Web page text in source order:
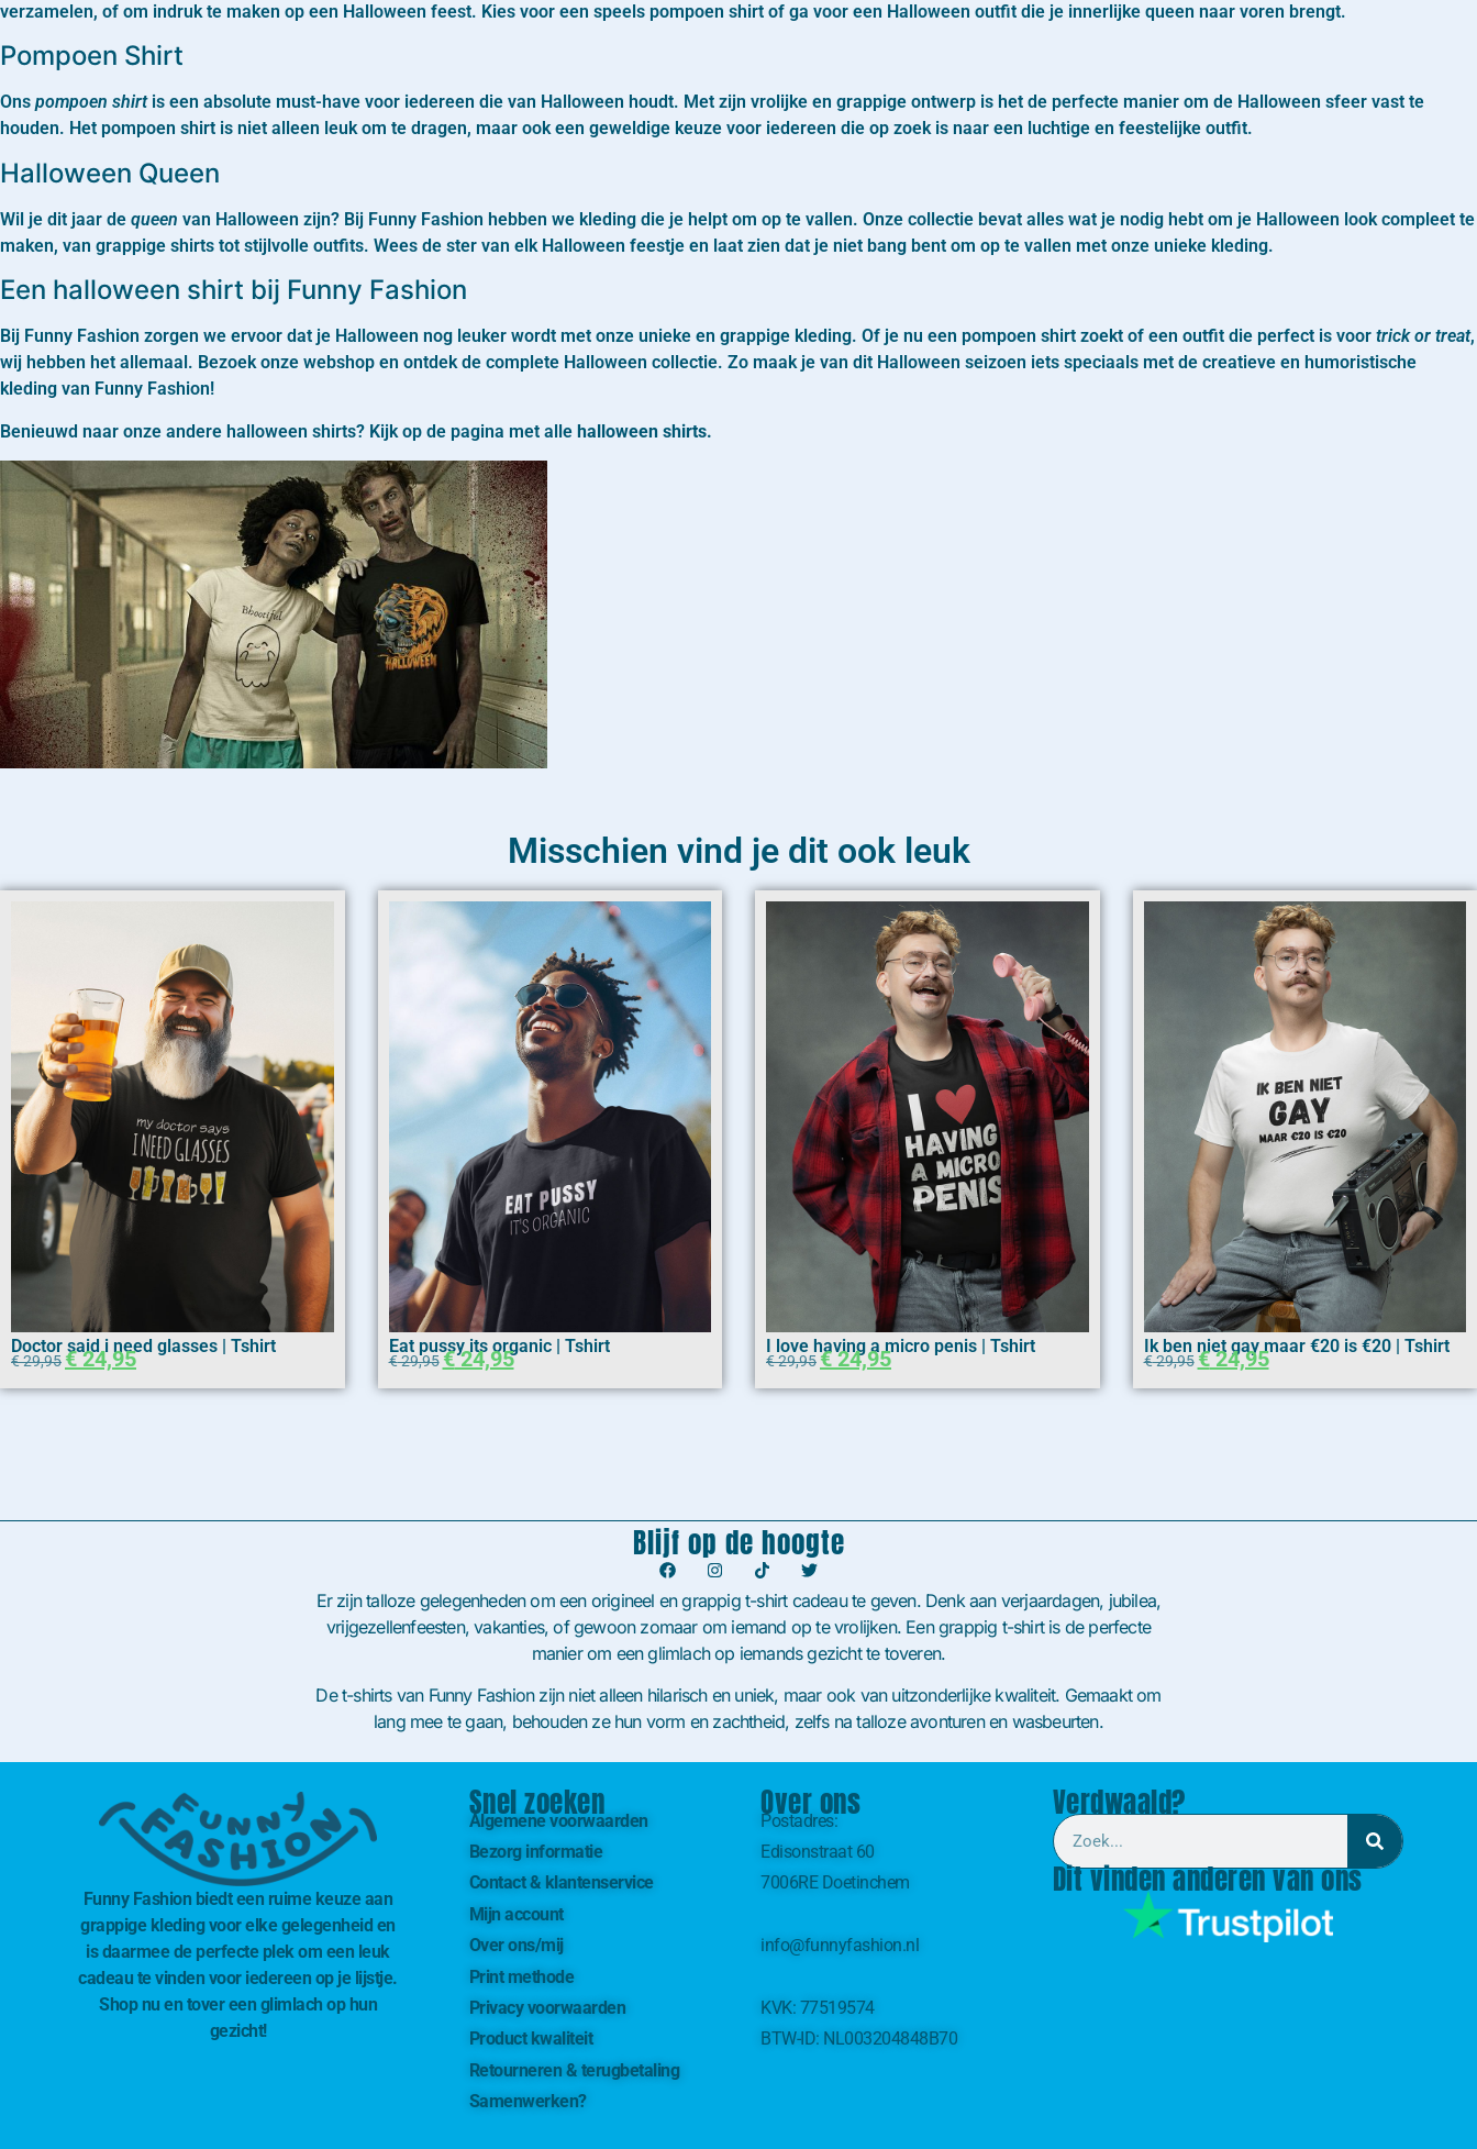
verzamelen, of om indruk te maken op een Halloween feest. Kies voor een speels pompoen shirt of ga voor een Halloween outfit die je innerlijke queen naar voren brengt.
Pompoen Shirt
Ons pompoen shirtis een absolute must-have voor iedereen die van Halloween houdt. Met zijn vrolijke en grappige ontwerp is het de perfecte manier om de Halloween sfeer vast te
houden. Het pompoen shirt is niet alleen leuk om te dragen, maar ook een geweldige keuze voor iedereen die op zoek is naar een luchtige en feestelijke outfit.
Halloween Queen
Wil je dit jaar de queen van Halloween zijn? Bij Funny Fashion hebben we kleding die je helpt om op te vallen. Onze collectie bevat alles wat je nodig hebt om je Halloween look compleet te
maken, van grappige shirts tot stijlvolle outfits. Wees de ster van elk Halloween feestje en laat zien dat je niet bang bent om op te vallen met onze unieke kleding.
Een halloween shirt bij Funny Fashion
Bij Funny Fashion zorgen we ervoor dat je Halloween nog leuker wordt met onze unieke en grappige kleding. Of je nu een pompoen shirt zoekt of een outfit die perfect is voor trick or treat,
wij hebben het allemaal. Bezoek onze webshop en ontdek de complete Halloween collectie. Zo maak je van dit Halloween seizoen iets speciaals met de creatieve en humoristische
kleding van Funny Fashion!
Benieuwd naar onze andere halloween shirts? Kijk op de pagina met alle halloween shirts.
Misschien vind je dit ook leuk
Doctor said i need glasses | Tshirt
€29,95 €24,95 Eat pussy its organic | Tshirt
€29,95€24,95 I love having a micro penis | Tshirt
€29,95€24,95 Ik ben niet gay maar €20 is €20 | Tshirt
€29,95€24,95
Blijf op de hoogte
Er zijn talloze gelegenheden om een origineel en grappig t-shirt cadeau te geven. Denk aan verjaardagen, jubilea,
vrijgezellenfeesten, vakanties, of gewoon zomaar om iemand op te vrolijken. Een grappig t-shirt is de perfecte
manier om een glimlach op iemands gezicht te toveren.
De t-shirts van Funny Fashion zijn niet alleen hilarisch en uniek, maar ook van uitzonderlijke kwaliteit. Gemaakt om
lang mee te gaan, behouden ze hun vorm en zachtheid, zelfs na talloze avonturen en wasbeurten.
Funny Fashion biedt een ruime keuze aan
grappige kleding voor elke gelegenheid en
is daarmee de perfecte plek om een leuk
cadeau te vinden voor iedereen op je lijstje.
Shop nu en tover een glimlach op hun
gezicht!
Snel zoeken
Algemene voorwaarden
Bezorg informatie
Contact & klantenservice
Mijn account
Over ons/mij
Print methode
Privacy voorwaarden
Product kwaliteit
Retourneren & terugbetaling
Samenwerken?
Over ons
Postadres:
Edisonstraat 60
7006RE Doetinchem
info@funnyfashion.nl
KVK: 77519574
BTW-ID: NL003204848B70
Verdwaald?
Dit vinden anderen van ons